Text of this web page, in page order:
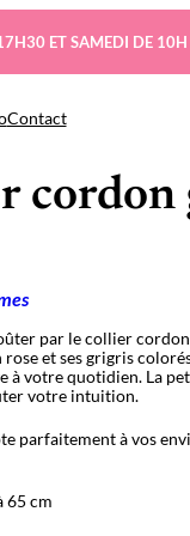
ET SAMEDI DE
Contact
par le collier
rose et ses grigris
à votre quotidien. La
votre intuition.
parfaitement à vos
65 cm